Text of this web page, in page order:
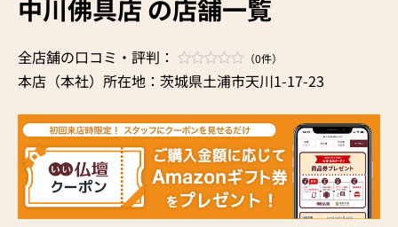
中川佛具店 の店舗一覧
全店舗の口コミ・評判： （0件）
本店（本社）所在地：茨城県土浦市天川1-17-23